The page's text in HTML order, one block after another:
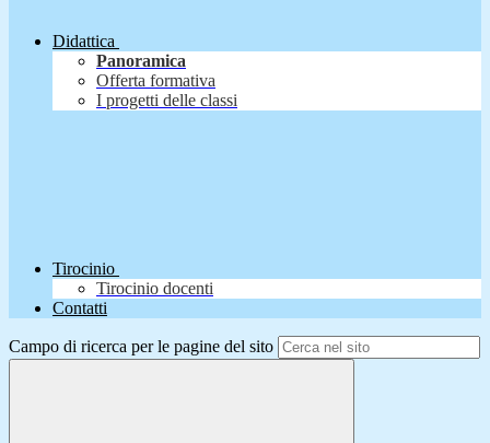
Didattica
Panoramica
Offerta formativa
I progetti delle classi
Tirocinio
Tirocinio docenti
Contatti
Campo di ricerca per le pagine del sito